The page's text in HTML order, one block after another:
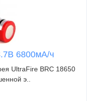
6800мА/ч
UltraFire BRC 18650
э..